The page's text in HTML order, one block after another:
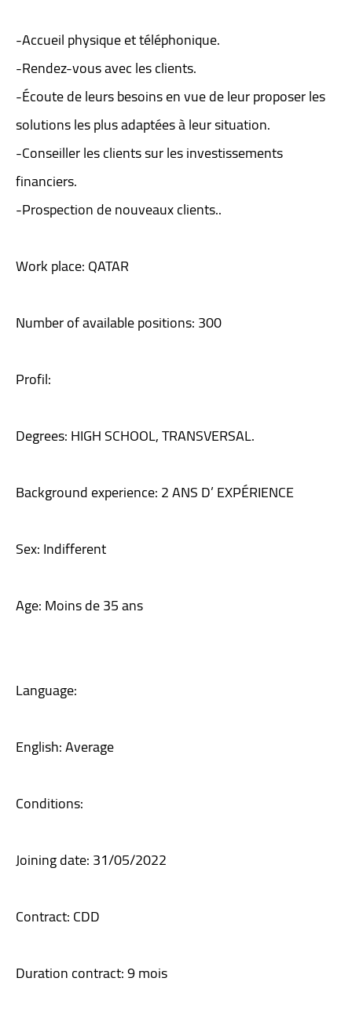
-Accueil physique et téléphonique.
-Rendez-vous avec les clients.
-Écoute de leurs besoins en vue de leur proposer les
solutions les plus adaptées à leur situation.
-Conseiller les clients sur les investissements
financiers.
-Prospection de nouveaux clients..
Work place: QATAR
Number of available positions: 300
Profil:
Degrees: HIGH SCHOOL, TRANSVERSAL.
Background experience: 2 ANS D’ EXPÉRIENCE
Sex: Indifferent
Age: Moins de 35 ans
Language:
English: Average
Conditions:
Joining date: 31/05/2022
Contract: CDD
Duration contract: 9 mois